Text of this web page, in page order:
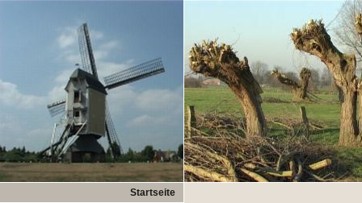
Startseite